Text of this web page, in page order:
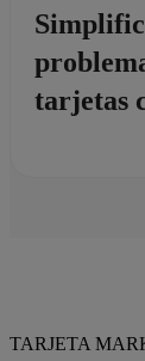
tarjetas
TARJETA